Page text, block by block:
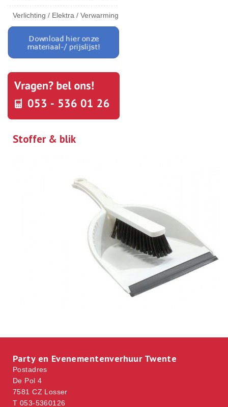
Verlichting / Elektra / Verwarming
Stoffer & blik
Party en Evenementenverhuur Twente
Postadres
De Pol 4
7581 CZ Losser
T 053-5360126